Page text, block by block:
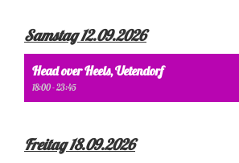
Samstag 12.09.2026
Head over Heels, Uetendorf
18:00 - 23:45
Freitag 18.09.2026